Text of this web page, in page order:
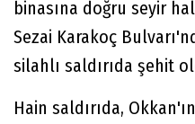
binasına doğru seyir
Sezai Karakoç
silahlı saldırıda şehit
Hain saldırıda,